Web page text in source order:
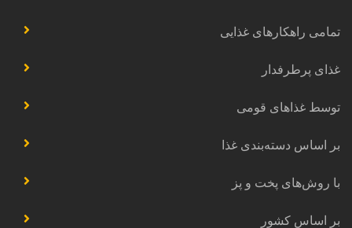
تمامی راهکارهای غذایی
غذای پرطرفدار
توسط غذاهای قومی
بر اساس دسته‌بندی غذا
با روش‌های پخت و پز
بر اساس کشور